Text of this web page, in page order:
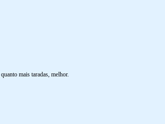
mais taradas, melhor.